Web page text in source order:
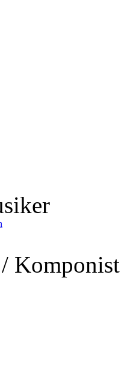
Komponist